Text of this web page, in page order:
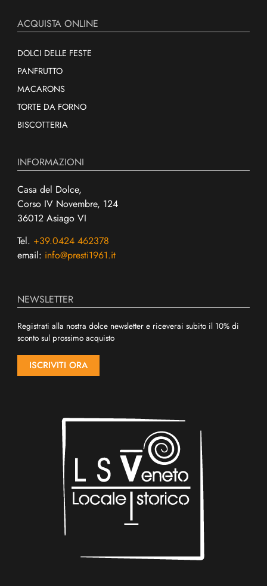
ACQUISTA ONLINE
DOLCI DELLE FESTE
PANFRUTTO
MACARONS
TORTE DA FORNO
BISCOTTERIA
INFORMAZIONI
Casa del Dolce,
Corso IV Novembre, 124
36012 Asiago VI
Tel. +39.0424 462378
email: info@presti1961.it
NEWSLETTER
Registrati alla nostra dolce newsletter e riceverai subito il 10% di
sconto sul prossimo acquisto
ISCRIVITI ORA